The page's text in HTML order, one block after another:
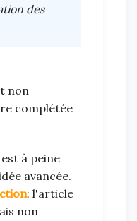
des
non
complétée
à peine
avancée.
: l'article
non